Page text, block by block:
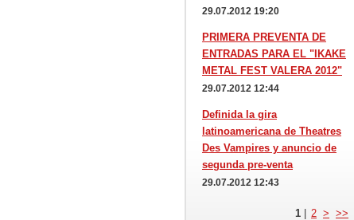
29.07.2012 19:20
PRIMERA PREVENTA DE
ENTRADAS PARA EL "IKAKE
METAL FEST VALERA 2012"
29.07.2012 12:44
Definida la gira
latinoamericana de Theatres
Des Vampires y anuncio de
segunda pre-venta
29.07.2012 12:43
1 2 > >>